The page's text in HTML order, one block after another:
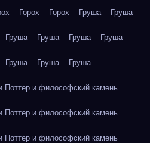
Горох Горох Груша Груша
Груша Груша Груша Груша
Груша Груша Груша
и философский камень
и философский камень
и философский камень